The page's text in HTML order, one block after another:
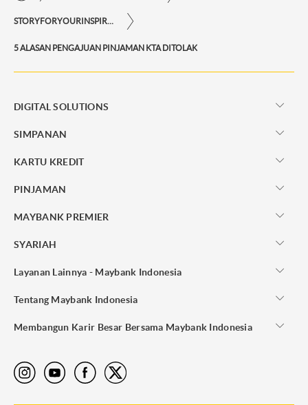
STORYFORYOURINSPIRATIONPERSONAL
5 ALASAN PENGAJUAN PINJAMAN KTA DITOLAK
DIGITAL SOLUTIONS
SIMPANAN
KARTU KREDIT
PINJAMAN
MAYBANK PREMIER
SYARIAH
Layanan Lainnya - Maybank Indonesia
Tentang Maybank Indonesia
Membangun Karir Besar Bersama Maybank Indonesia